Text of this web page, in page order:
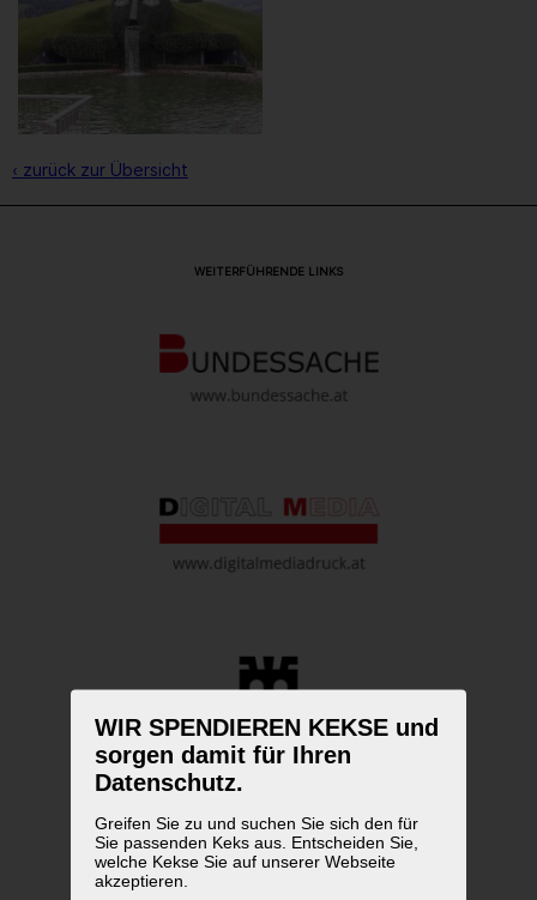
WIR SPENDIEREN KEKSE und
sorgen damit für Ihren
Datenschutz.
Greifen Sie zu und suchen Sie sich den für
Sie passenden Keks aus. Entscheiden Sie,
welche Kekse Sie auf unserer Webseite
akzeptieren.
‹ zurück zur Übersicht
WEITERFÜHRENDE LINKS